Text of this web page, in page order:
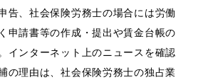
告、社会保険労務士の場合には労働
申請書等の作成・提出や賃金台帳の
インターネット上のニュースを確認
の理由は、社会保険労務士の独占業